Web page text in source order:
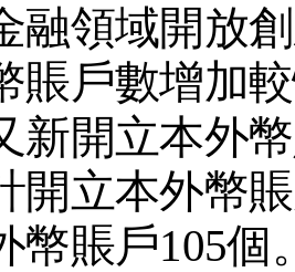
融領域開放
賬戶數增加
新開立本外
開立本外幣
幣賬戶105個